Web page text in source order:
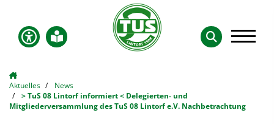
Aktuelles
News
> TuS 08 Lintorf informiert < Delegierten- und
Mitgliederversammlung des TuS 08 Lintorf e.V. Nachbetrachtung